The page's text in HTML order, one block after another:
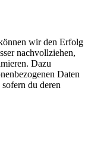
wir den Erfolg
nachvollziehen,
Dazu
Daten
du deren